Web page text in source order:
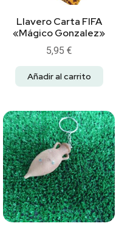
Llavero Carta FIFA
«Mágico Gonzalez»
5,95 €
Añadir al carrito